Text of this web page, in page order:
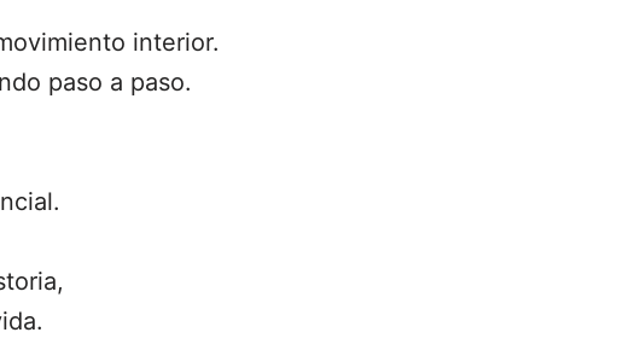
interior.
paso a paso.